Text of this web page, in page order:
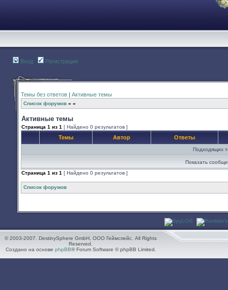
Вход Регистрация
Темы без ответов | Активные темы
Список форумов » »
Активные темы
Страница 1 из 1 [ Найдено 0 результатов ]
Темы Автор Ответы
Подходящих
Показать
Страница 1 из 1 [ Найдено 0 результатов ]
Список форумов
© 2003-2007. DestinySphere GmbH, ООО Геймспейс. All Rights
Reserved.
Создано на основе phpBB® Forum Software © phpBB Limited.